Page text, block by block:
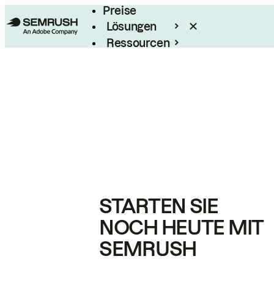
Preise
Lösungen
Ressourcen
STARTEN SIE
NOCH HEUTE MIT
SEMRUSH